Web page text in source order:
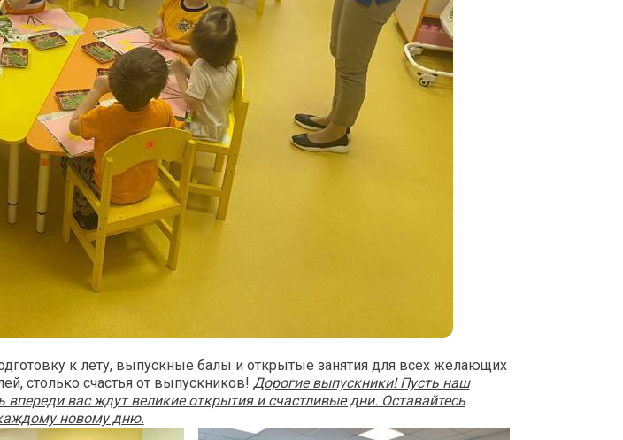
к лету, выпускные балы и открытые занятия для всех желающих
столько счастья от выпускников! Дорогие выпускники! Пусть наш
вас ждут великие открытия и счастливые дни. Оставайтесь
новому дню.